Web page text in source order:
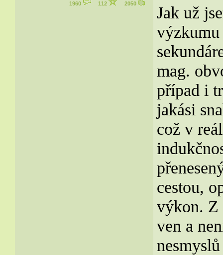
1960 112 2050
Jak už
výzkumu
mag.
případ i
jakási
což v
cestou,
výkon. Z
ven a